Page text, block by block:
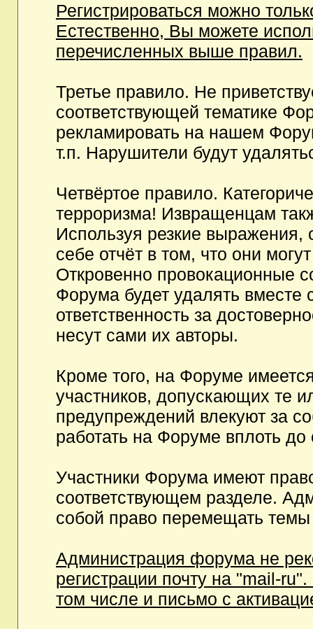
Регистрироваться можно
Естественно, Вы можете
перечисленных выше правил.
Третье правило. Не
соответствующей тематике
рекламировать на нашем
т.п. Нарушители будут
Четвёртое правило.
терроризма! Извращенцам
Используя резкие выражения,
себе отчёт в том, что они
Откровенно провокационные
Форума будет удалять вместе
ответственность за
несут сами их авторы.
Кроме того, на Форуме
участников, допускающих те
предупреждений влекуют за
работать на Форуме вплоть
Участники Форума имеют
соответствующем разделе.
собой право перемещать темы
Администрация форума не
регистрации почту на "mail-
том числе и письмо с